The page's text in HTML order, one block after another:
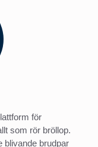
för
som rör bröllop.
blivande brudpar